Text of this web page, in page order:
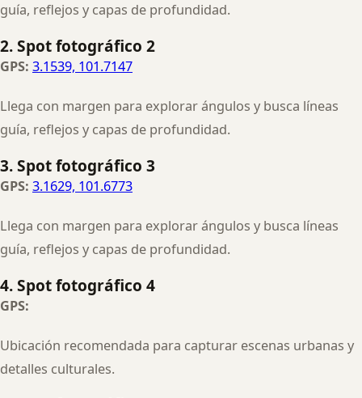
guía, reflejos y capas de profundidad.
2. Spot fotográfico 2
GPS: 3.1539, 101.7147
Llega con margen para explorar ángulos y busca líneas
guía, reflejos y capas de profundidad.
3. Spot fotográfico 3
GPS: 3.1629, 101.6773
Llega con margen para explorar ángulos y busca líneas
guía, reflejos y capas de profundidad.
4. Spot fotográfico 4
GPS:
Ubicación recomendada para capturar escenas urbanas y
detalles culturales.